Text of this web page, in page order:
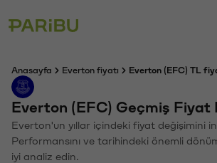
Anasayfa Everton fiyatı Everton (EFC) TL
Everton (EFC) Geçmiş Fiyat
Everton'un yıllar içindeki fiyat değişimini
Performansını ve tarihindeki önemli
iyi analiz edin.